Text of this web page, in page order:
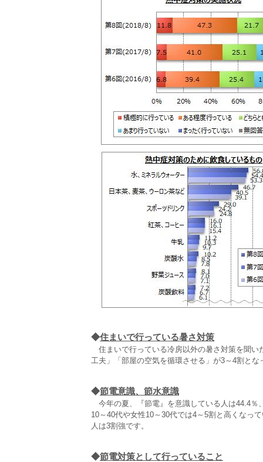
◆住まいで行っている暑さ対策
住まいで行っている冷房以外の暑さ対策を聞い
工夫」「部屋の空気を循環させる」が3～4割とな
◆節電意識、節水意識
今年の夏、『節電』を意識している人は44.4％
10～40代や女性10～30代では4～5割と高くなっ
人は3割強です。
◆節電対策として行っていること